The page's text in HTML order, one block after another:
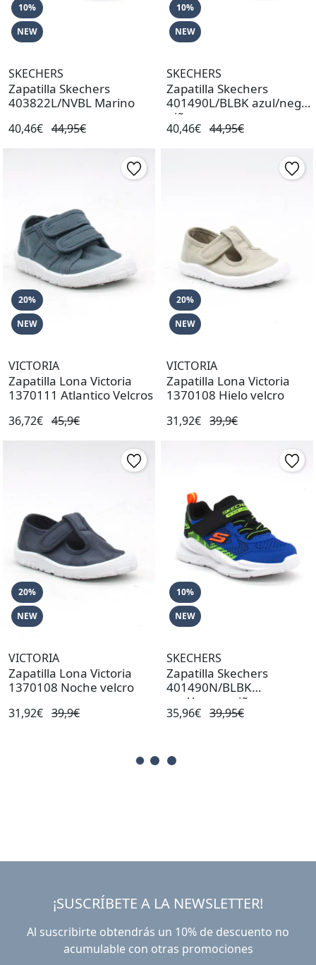
10%
NEW
SKECHERS
Zapatilla Skechers
403822L/NVBL Marino
40,46€ 44,95€
10%
NEW
SKECHERS
Zapatilla Skechers
401490L/BLBK azul/negro
niño
40,46€ 44,95€
20%
NEW
VICTORIA
Zapatilla Lona Victoria
1370111 Atlantico Velcros
36,72€ 45,9€
20%
NEW
VICTORIA
Zapatilla Lona Victoria
1370108 Hielo velcro
31,92€ 39,9€
20%
NEW
VICTORIA
Zapatilla Lona Victoria
1370108 Noche velcro
31,92€ 39,9€
10%
NEW
SKECHERS
Zapatilla Skechers
401490N/BLBK
azul/negro niño
35,96€ 39,95€
¡SUSCRÍBETE A LA NEWSLETTER!
Al suscribirte obtendrás un 10% de descuento no
acumulable con otras promociones